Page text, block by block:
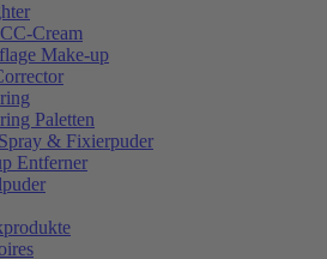
Cream
Make-up
Paletten
& Fixierpuder
Entferner